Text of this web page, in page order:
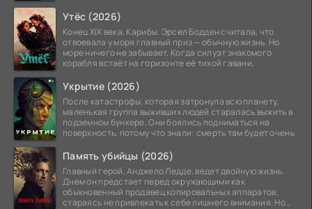
Утёс (2026)
Конец XIX века. Карибы. Эрсел Бодден считала, что
отвоевала у моря главный приз — обычную жизнь. Но
море ничего не забывает. Когда силуэт знакомого
корабля встаёт на горизонте её тихой гавани,
Укрытие (2026)
После катастрофы, которая затронула всю планету,
маленькая группа выживших людей старалась выжить в
подземном бункере. Они боялись подниматься на
поверхность, потому что знали: смерть там будет очень
Память убийцы (2026)
Главный герой, Анджело Ледде, ведет двойную жизнь.
Днем он предстает перед окружающими как
обыкновенный продавец копировальных аппаратов,
стараясь не привлекать к себе лишнего внимания. Но